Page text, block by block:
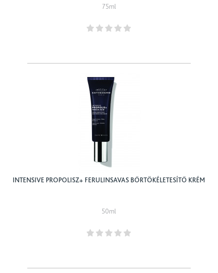
75ml
INTENSIVE PROPOLISZ+ FERULINSAVAS BŐRTÖKÉLETESÍTŐ KRÉM
50ml